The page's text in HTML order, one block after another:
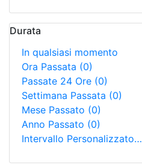
Durata
In qualsiasi momento
Ora Passata (0)
Passate 24 Ore (0)
Settimana Passata (0)
Mese Passato (0)
Anno Passato (0)
Intervallo Personalizzato…